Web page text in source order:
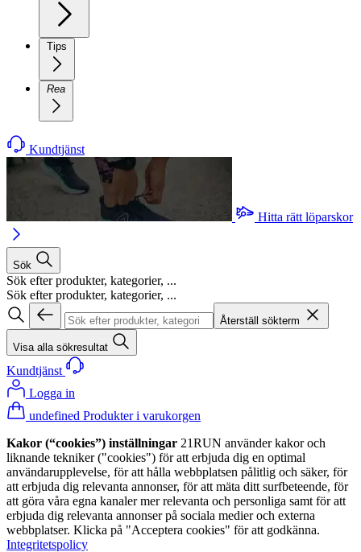
Tips
Rea
Kundtjänst
Hitta rätt löparskor
Sök
Sök efter produkter, kategorier, ...
Sök efter produkter, kategorier, ...
Återställ sökterm
Visa alla sökresultat
Kundtjänst
Logga in
undefined Produkter i varukorgen
Kakor (“cookies”) inställningar 21RUN använder kakor och
liknande tekniker ("cookies") för att erbjuda dig en optimal
användarupplevelse, för att hålla webbplatsen pålitlig och säker, för
att erbjuda dig relevanta annonser, för att mäta ditt surfbeteende, för
att göra våra egna kanaler mer relevanta och personliga samt för att
erbjuda dig relevanta annonser på sociala medier och externa
webbplatser. Klicka på "Acceptera cookies" för att godkänna.
Integritetspolicy